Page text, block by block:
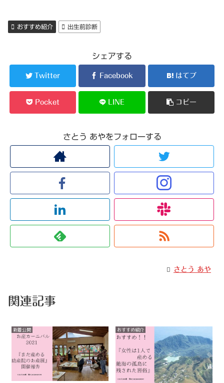
e
o
k
t
l
おすすめ紹介 出生前診断
シェアする
Twitter Facebook はてブ
Pocket LINE コピー
さとう あやをフォローする
さとう あや
関連記事
新着公開 おすすめ紹介